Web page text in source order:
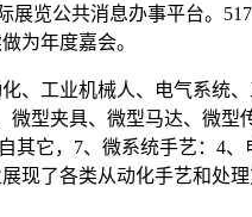
览公共消息办事平台。
为年度嘉会。
业机械人、电气系统、
型夹具、微型马达、微
其它，7、微系统手艺：4
了各类从动化手艺和处